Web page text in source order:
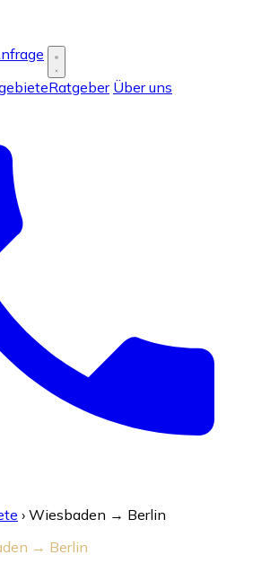
Ratgeber Über uns
› Wiesbaden → Berlin
→ Berlin